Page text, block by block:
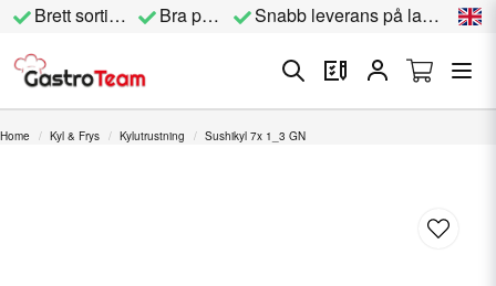
Brett sortiment Bra priser Snabb leverans på lagervara
Home Kyl & Frys Kylutrustning Sushikyl 7x 1_3 GN